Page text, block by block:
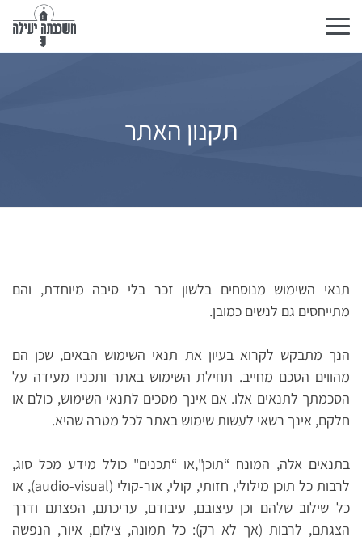
Toggle
navigation
תקנון האתר
תנאי השימוש מנוסחים בלשון זכר בלי סיבה מיוחדת, והם
מתייחסים גם לנשים כמובן.
הנך מתבקש לקרוא בעיון את תנאי השימוש הבאים, שכן הם
מהווים הסכם מחייב. תחילת השימוש באתר ותכניו מעידה על
הסכמתך לתנאים אלו. אם אינך מסכים לתנאי השימוש, כולם או
חלקם, אינך רשאי לעשות שימוש באתר לכל מטרה שהיא.
בתנאים אלה, המונח “תוכן",או “תכנים" כולל מידע מכל סוג,
לרבות כל תוכן מילולי, חזותי, קולי, אור-קולי (audio-visual), או
כל שילוב שלהם וכן עיצובם, עיבודם, עריכתם, הפצתם ודרך
הצגתם, לרבות (אך לא רק): כל תמונה, צילום, איור, הנפשה